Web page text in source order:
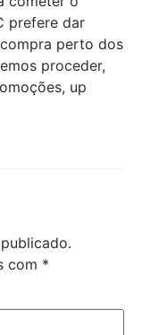
prefere dar
perto dos
proceder,
up
com *